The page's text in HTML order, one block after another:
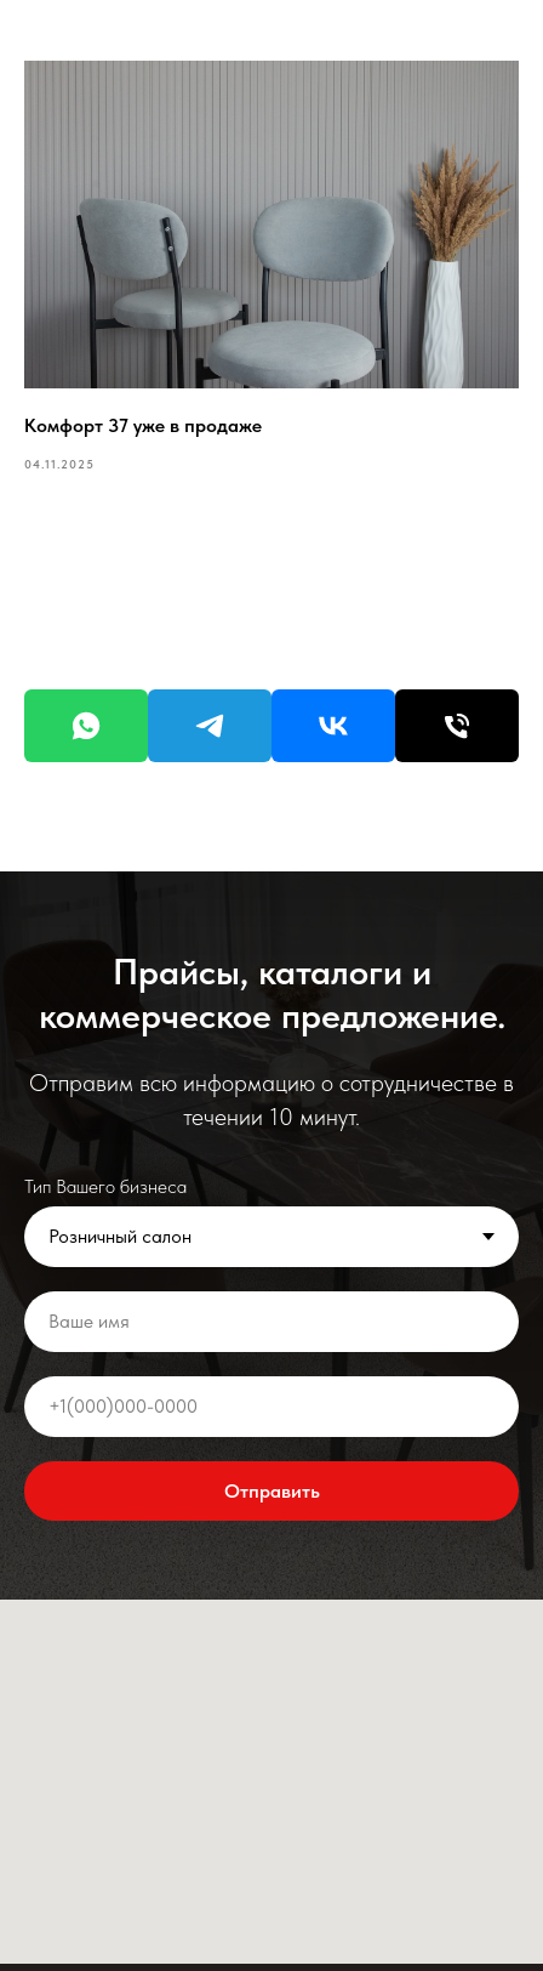
Комфорт 37 уже в продаже
04.11.2025
Прайсы, каталоги и
коммерческое предложение.
Отправим всю информацию о сотрудничестве в
течении 10 минут.
Тип Вашего бизнеса
Отправить